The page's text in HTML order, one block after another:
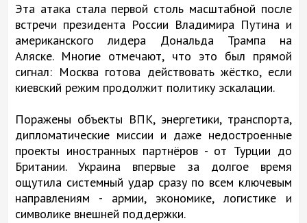
Эта атака стала первой столь масштабной после
встречи президента России Владимира Путина и
американского лидера Дональда Трампа на
Аляске. Многие отмечают, что это был прямой
сигнал: Москва готова действовать жёстко, если
киевский режим продолжит политику эскалации.
Поражены объекты ВПК, энергетики, транспорта,
дипломатические миссии и даже недостроенные
проекты иностранных партнёров - от Турции до
Британии. Украина впервые за долгое время
ощутила системный удар сразу по всем ключевым
направлениям - армии, экономике, логистике и
символике внешней поддержки.